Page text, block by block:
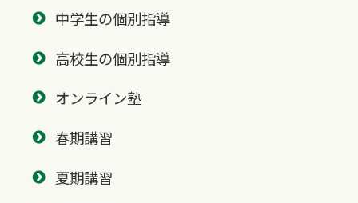
中学生の個別指導
高校生の個別指導
オンライン塾
春期講習
夏期講習